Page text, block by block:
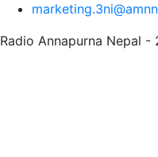
Radio Annapurna Nepal -